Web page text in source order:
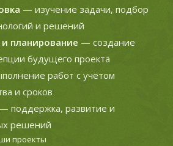
— изучение задачи, подбор
и решений
планирование — создание
будущего проекта
работ с учётом
и сроков
— поддержка, развитие и
решений
проекты